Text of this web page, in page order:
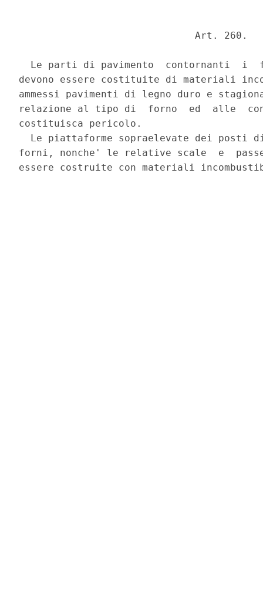
                              Art. 260.
Le parti di pavimento  contornanti  i
devono essere costituite di materiali
ammessi pavimenti di legno duro e
relazione al tipo di  forno  ed  alle
costituisca pericolo.
Le piattaforme sopraelevate dei posti
forni, nonche' le relative scale  e